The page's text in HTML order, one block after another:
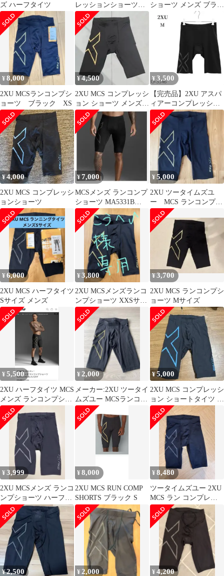
ズ ハーフタイツ
レッションショーツ
タイツ Ｓ
ショーツ メンズ ブラウ
¥8,000
2XU MCSランコンプシ
ョーツ ブラック XS
¥4,500
2XU MCS コンプレッシ
ョン ショーツ メンズ S
サイズ ブラック
¥ 3,500
【完売品】2XU アスパ
ィアーコンプレッショ
ンショート サイズM ブ
ラック 陸上
¥4,000
2XU MCS コンプレッシ
ョンショーツ
¥7,000
MCSメンズ ランコンプ
ショーツ MA5331B
BLK/BRF
¥5,000
2XU ツータイムズユ
ー MCS ランコンプレ
ッションショーツ サ
イズS
¥6,000
2XU MCS ハーフタイツ
Sサイズ メンズ
¥3,800
2XU MCSメンズランコ
ンプショーツ XXSサイ
ズ
¥3,700
2XU MCS ランコンプシ
ョーツ Mサイズ
¥5,500
2XU ハーフタイツ MCS
メンズ ランコンプショ
ーツ
¥2,000
メーカー:2XU ツータイ
ムズユー MCSランコン
プショーツ （メンズ）
¥5,000
2XU MCS コンプレッシ
ョン ショートタイツ メ
ンズ M
¥3,999
2XU MCSメンズ ランコ
ンプショーツ ハーフタ
イツ MA5331B XS
¥8,000
2XU MCS RUN COMP
SHORTS ブラック S
¥8,480
ツータイムズユー 2XU
MCS ラン コンプレッ
ションショーツ
MA5331B
¥2,500 ¥ 2,000 ¥4,200